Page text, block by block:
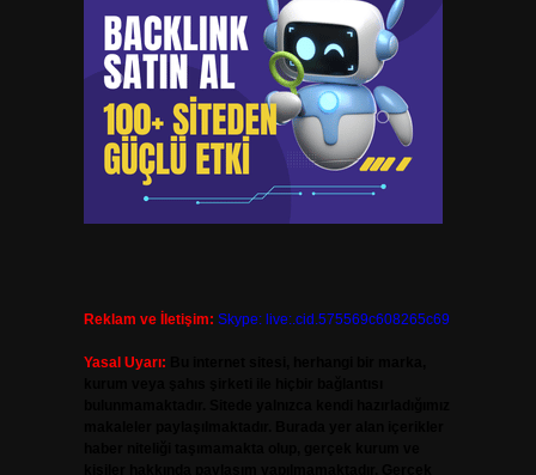
Reklam ve İletişim: Skype: live:.cid.575569c608265c69
Yasal Uyarı: